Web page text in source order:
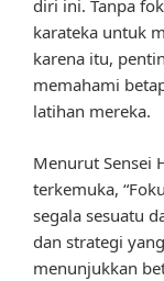
diri ini. Tanpa
karateka untuk
karena itu,
memahami
latihan mereka.
Menurut Sensei
terkemuka,
segala sesuatu
dan strategi
menunjukkan